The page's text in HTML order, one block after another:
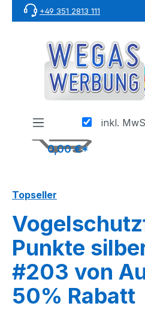
Zum Hauptinhalt springen
+49 351 2813 111
inkl.
0,00 €*
Topseller
Punkte
#203 von
50% Rabatt